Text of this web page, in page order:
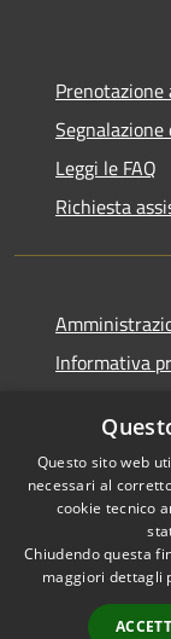
Leggi le FAQ
Richiesta
Informativa
RSS
Accessibilità
Questo sito web
necessari al
cookie tecnico
Chiudendo questa
maggiori dettagli